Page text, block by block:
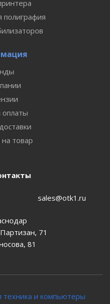
полиграфия
оплаты
товар
sales@otk1.ru
71
81
техника и компьютеры